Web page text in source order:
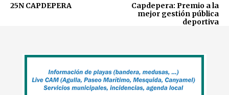
25N CAPDEPERA
Capdepera: Premio a la
mejor gestión pública
deportiva